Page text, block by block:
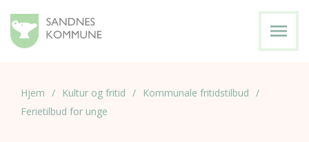
menu
Hjem Kultur og fritid
Kommunale fritidstilbud
Ferietilbud for unge